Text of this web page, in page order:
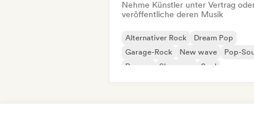
Nehme Künstler unter Vertrag
veröffentliche deren Musik
Alternativer Rock
Dream Pop
Garage-Rock
New wave
Pop-
Reggae
Shoegaze Soul